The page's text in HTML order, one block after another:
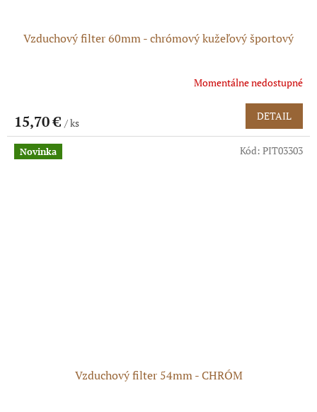
Vzduchový filter 60mm - chrómový kužeľový športový
je
5,0
Momentálne nedostupné
15,70 € / ks
DETAIL
Novinka
Vzduchový filter 54mm - CHRÓM
Kód: PIT03303